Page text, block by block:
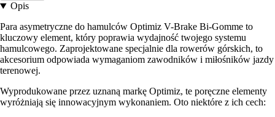
Opis
Para asymetryczne do hamulców Optimiz V-Brake Bi-Gomme to
kluczowy element, który poprawia wydajność twojego systemu
hamulcowego. Zaprojektowane specjalnie dla rowerów górskich, to
akcesorium odpowiada wymaganiom zawodników i miłośników jazdy
terenowej.
Wyprodukowane przez uznaną markę Optimiz, te poręczne elementy
wyróżniają się innowacyjnym wykonaniem. Oto niektóre z ich cech: